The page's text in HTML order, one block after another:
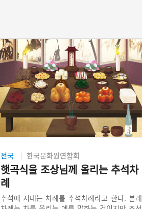
전국 한국문화원연합회
햇곡식을 조상님께 올리는 추석차
례
추석에 지내는 차례를 추석차례라고 한다. 본래